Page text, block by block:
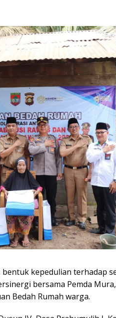
bentuk kepedulian terhadap
bersama Pemda
Bedah Rumah warga.